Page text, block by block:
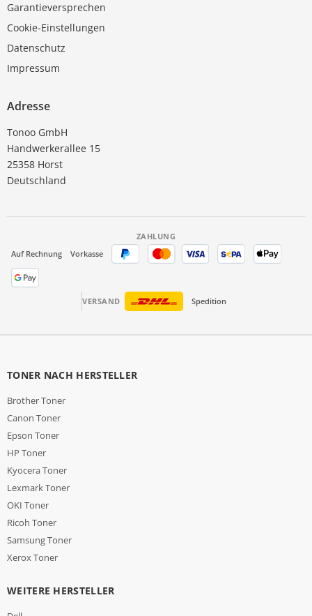
Garantieversprechen
Cookie-Einstellungen
Datenschutz
Impressum
Adresse
Tonoo GmbH
Handwerkerallee 15
25358 Horst
Deutschland
ZAHLUNG
Auf Rechnung
Vorkasse
VERSAND Spedition
TONER NACH HERSTELLER
Brother Toner
Canon Toner
Epson Toner
HP Toner
Kyocera Toner
Lexmark Toner
OKI Toner
Ricoh Toner
Samsung Toner
Xerox Toner
WEITERE HERSTELLER